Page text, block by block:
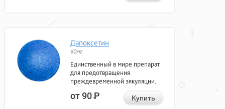
Дапоксетин
60мг
Единственный в мире препарат
для предотвращения
преждевременной эякуляции.
от 90Р Купить